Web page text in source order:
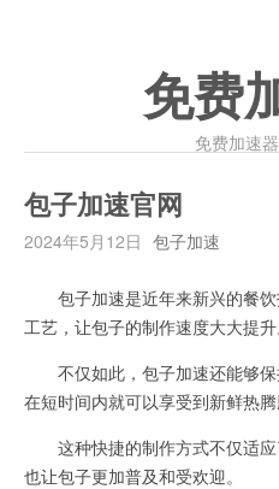
免费
免费加速
包子加速官网
2024年5月12日 包子加速
包子加速是近年来新兴的餐饮
工艺，让包子的制作速度大大提升
不仅如此，包子加速还能够保
在短时间内就可以享受到新鲜热腾
这种快捷的制作方式不仅适应
也让包子更加普及和受欢迎。